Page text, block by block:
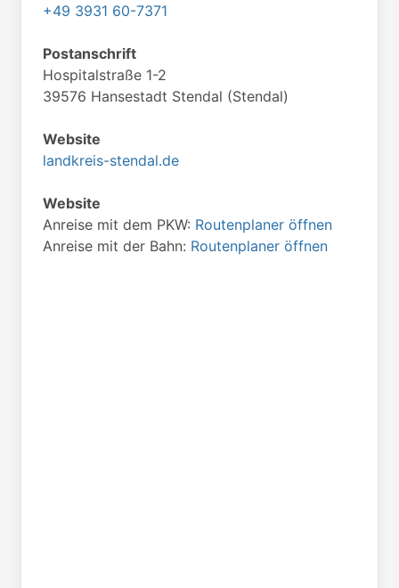
+49 3931 60-7371
Postanschrift
Hospitalstraße 1-2
39576 Hansestadt Stendal (Stendal)
Website
landkreis-stendal.de
Website
Anreise mit dem PKW: Routenplaner öffnen
Anreise mit der Bahn: Routenplaner öffnen